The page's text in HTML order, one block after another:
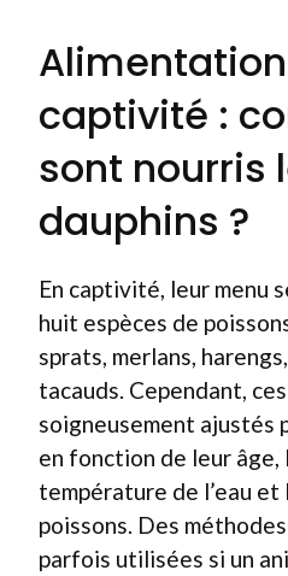
captivité :
sont nourris
dauphins ?
En captivité, leur menu
huit espèces de
sprats, merlans,
tacauds. Cependant,
soigneusement ajustés
en fonction de leur
température de l’eau
poissons. Des
parfois utilisées si un